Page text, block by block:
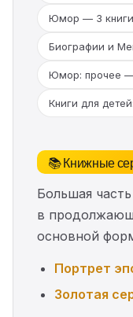
Юмор — 3 книги
Биографии и
Юмор: прочее —
Книги для
📚 Книжные
Большая
в
основной
Портрет
Золотая